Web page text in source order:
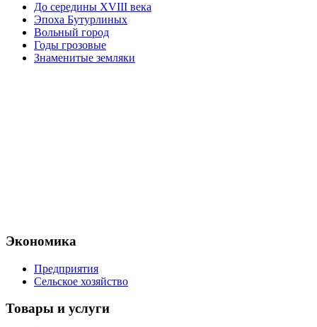
До середины XVIII века
Эпоха Бутурлиных
Вольный город
Годы грозовые
Знаменитые земляки
Экономика
Предприятия
Сельское хозяйство
Товары и услуги